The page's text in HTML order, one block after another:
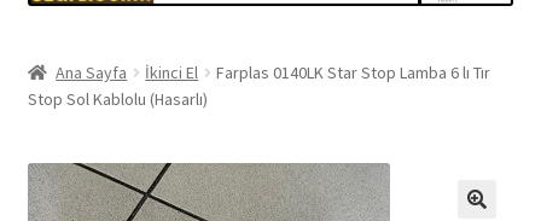
Ana Sayfa İkinci El
Farplas 0140LK Star Stop Lamba 6 lı Tır
Stop Sol Kablolu (Hasarlı)